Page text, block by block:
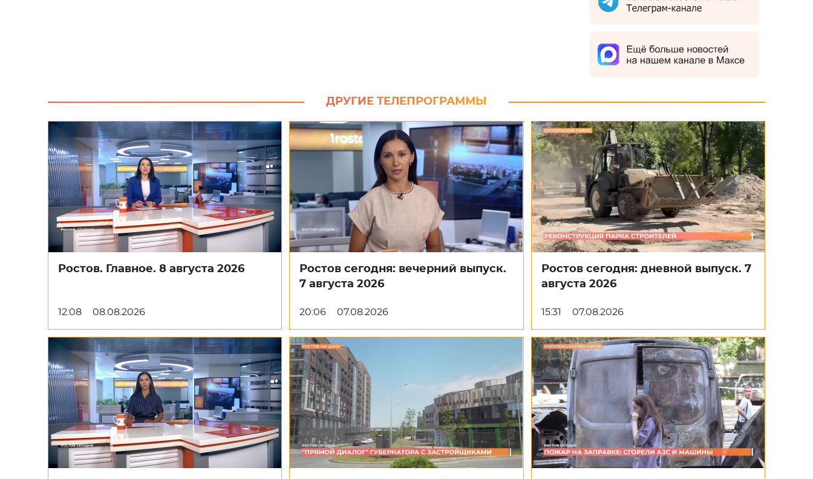
ДРУГИЕ ТЕЛЕПРОГРАММЫ
Ростов. Главное. 8 августа 2026
12:08 08.08.2026
Ростов сегодня: вечерний выпуск.
7 августа 2026
20:06 07.08.2026
Ростов сегодня: дневной выпуск. 7
августа 2026
15:31 07.08.2026